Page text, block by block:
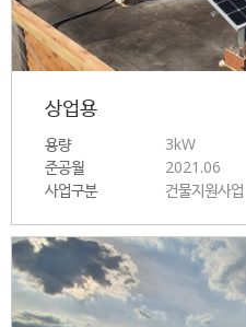
상업용
용량
3kW
준공월
2021.06
사업구분
건물지원사업